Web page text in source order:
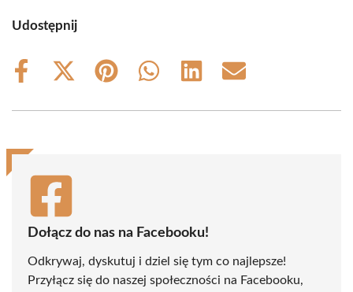
Udostępnij
Share
Share
(Twitter)
Share
Share
Share
Share
Dołącz do nas na Facebooku!
Odkrywaj, dyskutuj i dziel się tym co najlepsze!
Przyłącz się do naszej społeczności na Facebooku,